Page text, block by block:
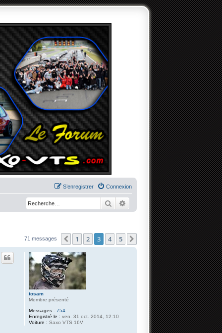
Connexion
S’enregistrer
RechercherRecherche avancée
71 messages Précédente
1 2 3 4 5 Suivante
tosam
Membre présenté
Messages : 754
Enregistré le : ven. 31 oct. 2014, 12:10
Voiture : Saxo VTS 16V